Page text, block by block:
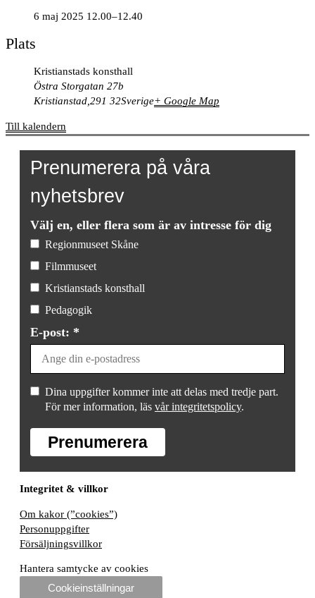
6 maj 2025 12.00–12.40
Plats
Kristianstads konsthall
Östra Storgatan 27b
Kristianstad 291 32Sverige+ Google Map
Till kalendern
Prenumerera på våra
nyhetsbrev
Välj en, eller flera som är av intresse för dig
Regionmuseet Skåne
Filmmuseet
Kristianstads konsthall
Pedagogik
E-post: *
Dina uppgifter kommer inte att delas med tredje part.
För mer information, läs vår integritetspolicy.
Prenumerera
Integritet & villkor
Om kakor (”cookies”)
Personuppgifter
Försäljningsvillkor
Hantera samtycke av cookies
Cookieinställningar